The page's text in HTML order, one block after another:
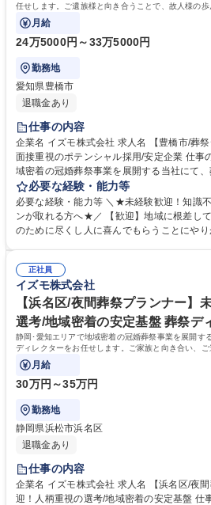
任せします。ご遺族様と向き合うことで、故人様の歩
画・提案するお仕事です。
月給
24万5000円～33万5000円
勤務地
愛知県豊橋市
退職金あり
仕事の内容
企業名 イズモ株式会社 求人名 【豊橋市/葬祭ディレクター】未経験歓迎！
面接重視のポテンシャル採用/安定企業 仕事の内容 静岡・愛知エリアで地
域密着の冠婚葬祭事業を展開する当社にて
ます。ご遺族様と向き合うことで、故人様の
ニーを企画・提案するお仕事です。 【仕事詳細】ご逝去の連絡対応からお
迎え、ご遺族との打ち合わせ、通夜・葬儀
ターフォローまで一貫して担当します。故人
ープ内に多様な事業があり、人間関係を変え
ることも可能です。 募集職種 【豊橋市/葬祭ディレクター】未経験歓迎！
面接重視のポテンシャル採用/安定企業
必要な経験・能力等
必要な経験・能力等 ＼★未経験歓迎！知識
ンが取れる方へ★／ 【歓迎】地域に根差し
のために尽くし人に喜んでもらうことにや
い、真摯に向き合える誠実さを持った方を歓
これまでの人生における様々な経験を糧に、
行に移せる行動力を評価します。面倒見の
り、未経験からでも安心して成長できる環境が整っ
学歴：大学院 大学 高専 短大 専修学校 高校
許普通自動車
正社員
イズモ株式会社
【浜名区/夜間葬祭プランナー】
選考/地域密着の安定基盤 葬祭デ
静岡･愛知エリアで地域密着の冠婚葬祭事業を展開す
ディレクターをお任せします。ご家族と向き合い、ご
する、意義深いお仕事です。
月給
30万円～35万円
勤務地
静岡県浜松市浜名区
退職金あり
仕事の内容
企業名 イズモ株式会社 求人名 【浜名区/夜間葬祭プランナー】未経験歓
迎！人柄重視の選考/地域密着の安定基盤 仕事の内容 静岡･愛知エリアで地